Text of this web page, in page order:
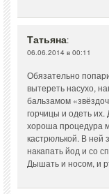
Татьяна:
06.06.2014 в 00:11
Обязательно
вытереть насухо,
бальзамом
горчицы и одеть
хороша процедура
кастрюлькой. В ней
накапать йод и со
Дышать и носом, и